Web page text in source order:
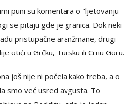
puni su komentara o "ljetovanju
se pitaju gde je granica. Dok neki
pristupačne aranžmane, drugi
otići u Grčku, Tursku ili Crnu Goru.
još nije ni počela kako treba, a o
smo već usred avgusta. To